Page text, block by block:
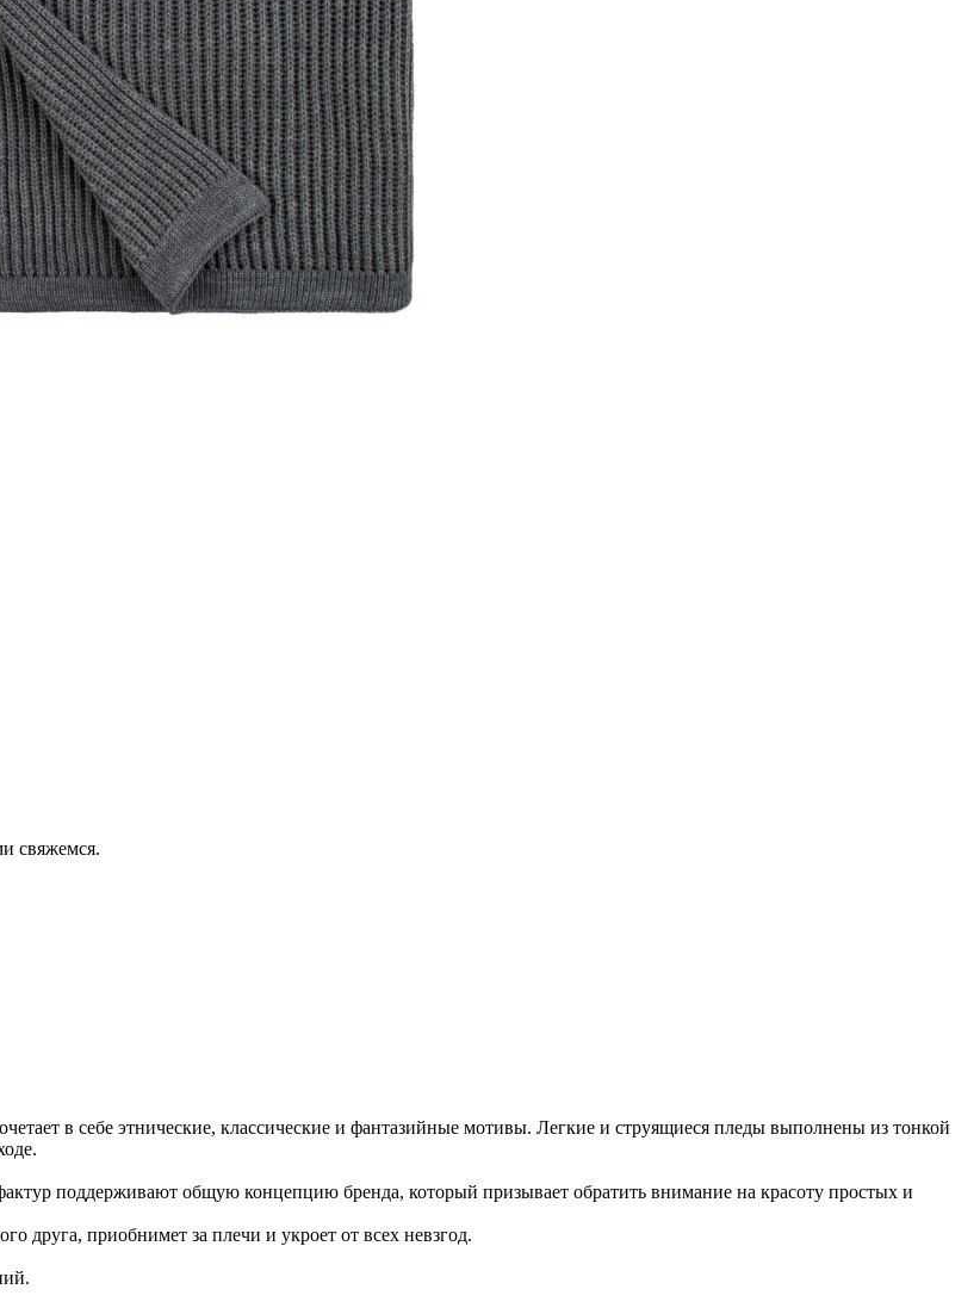
свяжемся.
в себе этнические, классические и фантазийные мотивы. Легкие и струящиеся пледы выполнены из тонкой
поддерживают общую концепцию бренда, который призывает обратить внимание на красоту простых и
друга, приобнимет за плечи и укроет от всех невзгод.